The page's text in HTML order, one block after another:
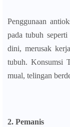
Penggunaan
pada tubuh
dini, merusak
tubuh. Konsumsi
mual, telingan
2. Pemanis